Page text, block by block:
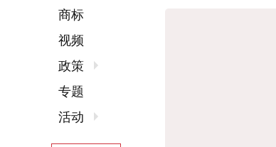
商标
视频
政策
专题
活动